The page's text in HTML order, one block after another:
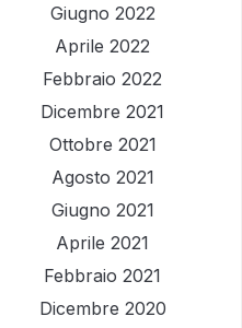
Giugno 2022
Aprile 2022
Febbraio 2022
Dicembre 2021
Ottobre 2021
Agosto 2021
Giugno 2021
Aprile 2021
Febbraio 2021
Dicembre 2020